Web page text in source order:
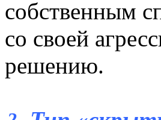
собственным
со своей
решению.